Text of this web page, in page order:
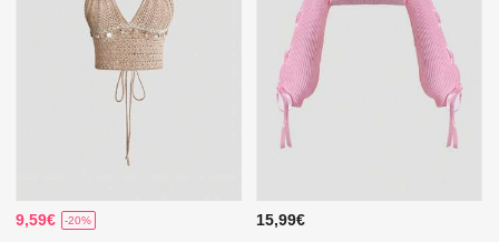
9,59€ -20% 15,99€